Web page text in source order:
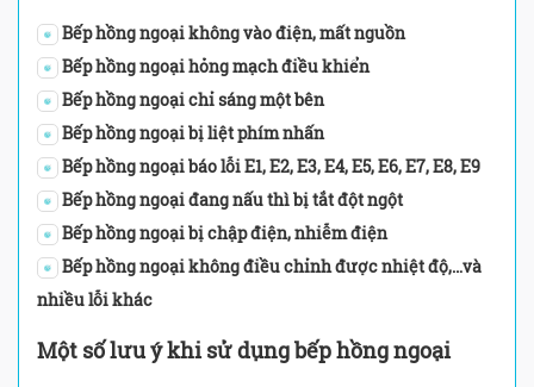
Bếp hồng ngoại không vào điện, mất nguồn
Bếp hồng ngoại hỏng mạch điều khiển
Bếp hồng ngoại chỉ sáng một bên
Bếp hồng ngoại bị liệt phím nhấn
Bếp hồng ngoại báo lỗi E1, E2, E3, E4, E5, E6, E7, E8, E9
Bếp hồng ngoại đang nấu thì bị tắt đột ngột
Bếp hồng ngoại bị chập điện, nhiễm điện
Bếp hồng ngoại không điều chỉnh được nhiệt độ,…và
nhiều lỗi khác
Một số lưu ý khi sử dụng bếp hồng ngoại